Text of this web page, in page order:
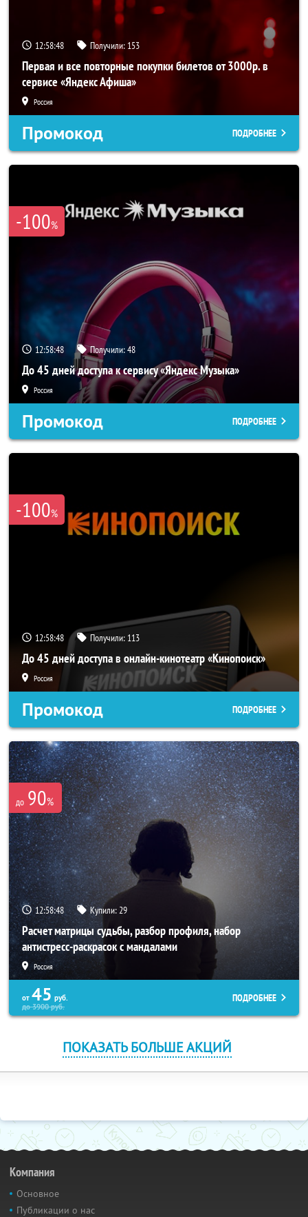
12:58:47 Получили: 153
Первая и все повторные покупки билетов от 3000р. в
сервисе «Яндекс Афиша»
Россия
Промокод ПОДРОБНЕЕ
-100%
12:58:47 Получили:48
До 45 дней доступа к сервису «Яндекс Музыка»
Россия
Промокод ПОДРОБНЕЕ
-100%
12:58:47 Получили: 113
До 45 дней доступа в онлайн-кинотеатр «Кинопоиск»
Россия
Промокод ПОДРОБНЕЕ
до 90%
12:58:47 Купили:29
Расчет матрицы судьбы, разбор профиля, набор
антистресс-раскрасок с мандалами
Россия
от 45 руб.
до3900руб.
ПОДРОБНЕЕ
ПОКАЗАТЬ БОЛЬШЕ АКЦИЙ
Компания
Основное
Публикации о нас